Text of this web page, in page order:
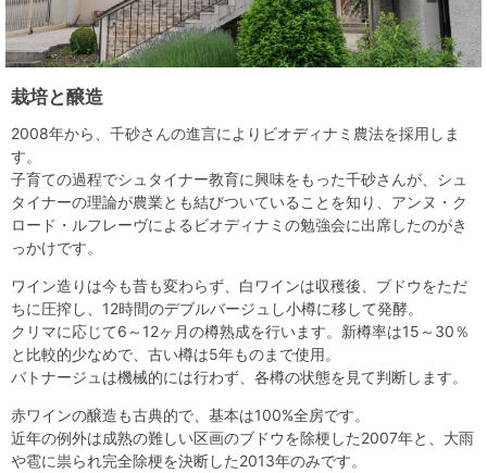
栽培と醸造
2008年から、千砂さんの進言によりビオディナミ農法を採用しま
す。
子育ての過程でシュタイナー教育に興味をもった千砂さんが、シュ
タイナーの理論が農業とも結びついていることを知り、アンヌ・ク
ロード・ルフレーヴによるビオディナミの勉強会に出席したのがき
っかけです。
ワイン造りは今も昔も変わらず、白ワインは収穫後、ブドウをただ
ちに圧搾し、12時間のデブルバージュし小樽に移して発酵。
クリマに応じて6～12ヶ月の樽熟成を行います。新樽率は15～30％
と比較的少なめで、古い樽は5年ものまで使用。
バトナージュは機械的には行わず、各樽の状態を見て判断します。
赤ワインの醸造も古典的で、基本は100%全房です。
近年の例外は成熟の難しい区画のブドウを除梗した2007年と、大雨
や雹に祟られ完全除梗を決断した2013年のみです。